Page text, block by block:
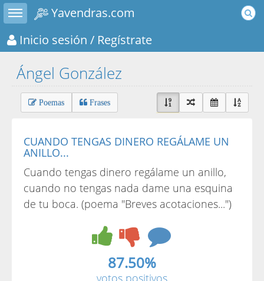
Toggle sidebar
Yavendras.com
Inicio sesión / Regístrate
Ángel González
Poemas Frases
CUANDO TENGAS DINERO REGÁLAME UN
ANILLO...
Cuando tengas dinero regálame un anillo,
cuando no tengas nada dame una esquina
de tu boca. (poema "Breves acotaciones...")
87.50%
votos positivos